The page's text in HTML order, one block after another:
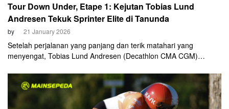
Tour Down Under, Etape 1: Kejutan Tobias Lund
Andresen Tekuk Sprinter Elite di Tanunda
by 21 January 2026
Setelah perjalanan yang panjang dan terik matahari yang
menyengat, Tobias Lund Andresen (Decathlon CMA CGM)
Under, Rabu, 21 Januari 2026. Ia mengalahkan nama sprinter
besar seperti Sam Welsford (Ineos Grenadiers) dan Matthew
Brennan (Visma Lease a Bike) di Tanunda.